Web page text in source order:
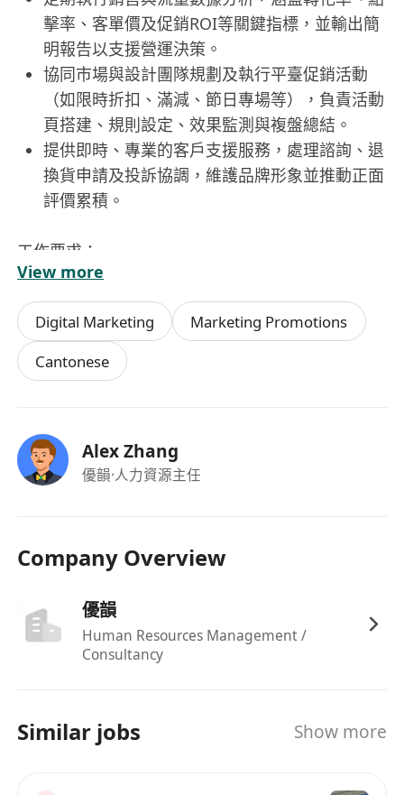
擊率、客單價及促銷ROI等關鍵指標，並輸出簡
明報告以支援營運決策。
協同市場與設計團隊規劃及執行平臺促銷活動
（如限時折扣、滿減、節日專場等），負責活動
頁搭建、規則設定、效果監測與複盤總結。
提供即時、專業的客戶支援服務，處理諮詢、退
換貨申請及投訴協調，維護品牌形象並推動正面
評價累積。
工作要求：
流利粵語，具備良好書面與口語表達能力；普通
話或英語為加分項，能應對多元客戶溝通需求。
熟悉主流電商平臺操作邏輯（如Shopify、
Shopline、Amazon、HKTVmall等），具基本
後臺管理經驗者優先。
Facebook Ads Manager或類似工具經驗者尤
佳。
跨部門協作意識。
午9時至下午6時，無需輪班或夜間值守。
提供交通津貼，減輕通勤負擔。
View more
Digital Marketing
Marketing Promotions
Cantonese
Alex Zhang
優韻·人力資源主任
Company Overview
優韻
Human Resources Management /
Consultancy
Similar jobs Show more